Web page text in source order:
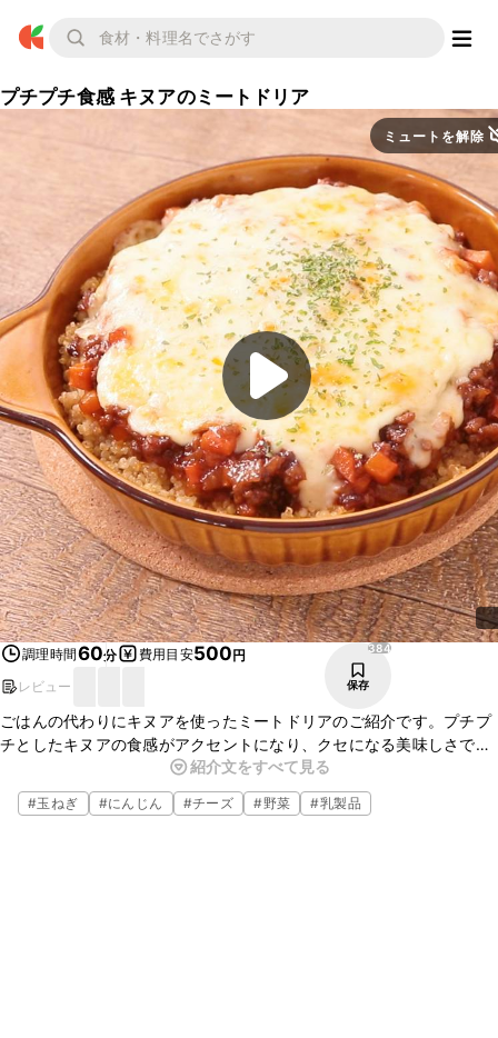
プチプチ食感 キヌアのミートドリア
ミュートを解除
調理時間60分 費用目安500円
レビュー
384
保存
ごはんの代わりにキヌアを使ったミートドリアのご紹介です。プチプ
チとしたキヌアの食感がアクセントになり、クセになる美味しさで
す。ミートソースはケチャップを使って甘めに仕上げてみました。是
非お試しください。
紹介文をすべて見る
#玉ねぎ #にんじん #チーズ #野菜 #乳製品